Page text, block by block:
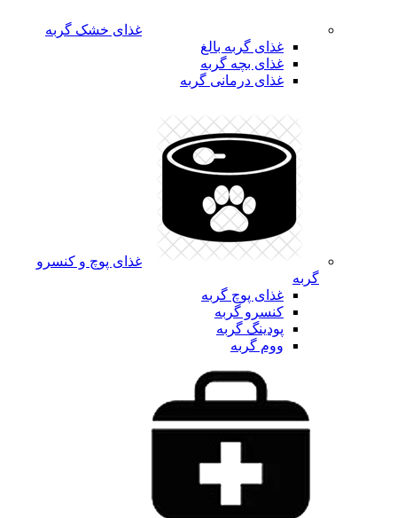
غذای خشک گربه
غذای گربه بالغ
غذای بچه گربه
غذای درمانی گربه
غذای پوچ و کنسرو
گربه
غذای پوچ گربه
کنسرو گربه
پودینگ گربه
ووم گربه